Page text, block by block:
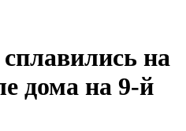
на
дома на 9-й